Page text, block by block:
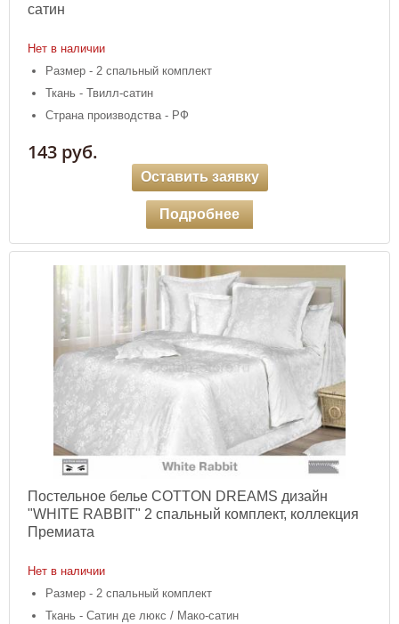
сатин
Нет в наличии
Размер - 2 спальный комплект
Ткань - Твилл-сатин
Страна производства - РФ
143 руб.
Оставить заявку
Подробнее
Постельное белье COTTON DREAMS дизайн
"WHITE RABBIT" 2 спальный комплект, коллекция
Премиата
Нет в наличии
Размер - 2 спальный комплект
Ткань - Сатин де люкс / Мако-сатин